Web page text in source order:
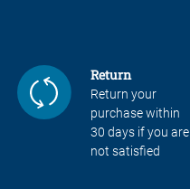
Return
Return your
purchase within
30 days if you are
not satisfied